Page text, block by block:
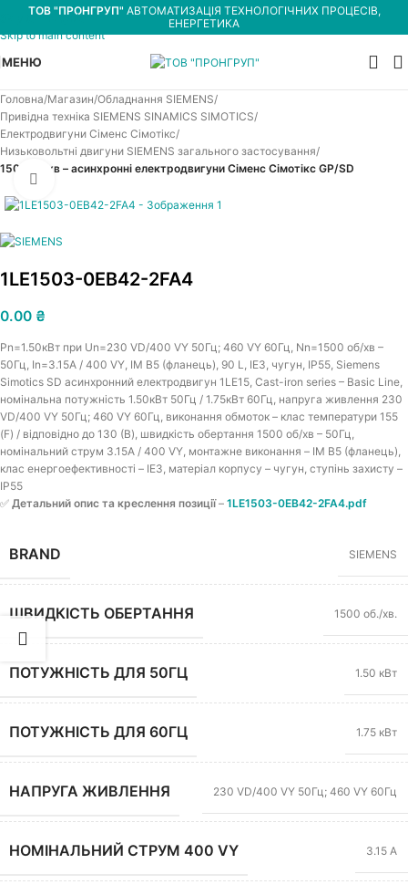
Skip to navigation
Skip to main content
ТОВ "ПРОНГРУП" АВТОМАТИЗАЦІЯ ТЕХНОЛОГІЧНИХ ПРОЦЕСІВ,
ЕНЕРГЕТИКА
МЕНЮ
Головна Магазин Обладнання SIEMENS
Привідна техніка SIEMENS SINAMICS SIMOTICS
Електродвигуни Сіменс Сімотікс
Низьковольтні двигуни SIEMENS загального застосування
1500 об/хв – асинхронні електродвигуни Сіменс Сімотікс GP/SD
Увеличить
1LE1503-0EB42-2FA4
0.00 ₴
Pn=1.50кВт при Un=230 VD/400 VY 50Гц; 460 VY 60Гц, Nn=1500 об/хв –
50Гц, In=3.15A / 400 VY, IM B5 (фланець), 90 L, IE3, чугун, IP55, Siemens
Simotics SD асинхронний електродвигун 1LE15, Cast-iron series – Basic Line,
номінальна потужність 1.50кВт 50Гц / 1.75кВт 60Гц, напруга живлення 230
VD/400 VY 50Гц; 460 VY 60Гц, виконання обмоток – клас температури 155
(F) / відповідно до 130 (B), швидкість обертання 1500 об/хв – 50Гц,
номінальний струм 3.15A / 400 VY, монтажне виконання – IM B5 (фланець),
клас енергоефективності – IE3, матеріал корпусу – чугун, ступінь захисту –
IP55
✅ Детальний опис та креслення позиції– 1LE1503-0EB42-2FA4.pdf
BRAND SIEMENS
ШВИДКІСТЬ ОБЕРТАННЯ 1500 об./хв.
ПОТУЖНІСТЬ ДЛЯ 50ГЦ 1.50 кВт
ПОТУЖНІСТЬ ДЛЯ 60ГЦ 1.75 кВт
НАПРУГА ЖИВЛЕННЯ 230 VD/400 VY 50Гц; 460 VY 60Гц
НОМІНАЛЬНИЙ СТРУМ 400 VY 3.15 А